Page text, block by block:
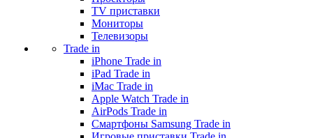
TV приставки
Мониторы
Телевизоры
Trade in
iPhone Trade in
iPad Trade in
iMac Trade in
Apple Watch Trade in
AirPods Trade in
Смартфоны Samsung Trade in